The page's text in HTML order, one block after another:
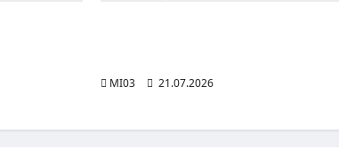
MI03
21.07.2026